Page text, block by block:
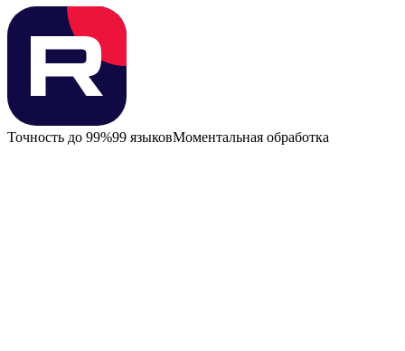
Точность до 99%99 языковМоментальная обработка